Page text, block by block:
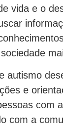
vida e o
autismo
e
com
com a